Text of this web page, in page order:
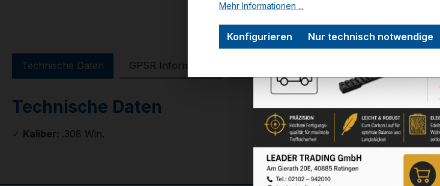
Technische Daten GPSR Information
Technische Daten
✓ Kaliber: .308 Win.
Mehr Informationen ...
Nur technisch notwendige
Konfigurieren